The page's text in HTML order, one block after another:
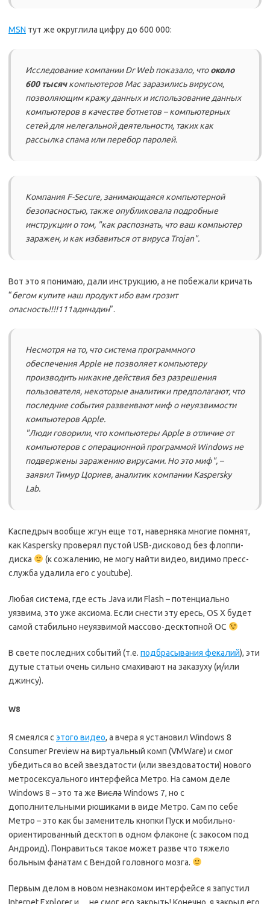
MSN тут же округлила цифру до 600 000:
Исследование компании Dr Web показало, чтооколо
600 тысячкомпьютеров Mac заразились вирусом,
позволяющим кражу данных и использование данных
компьютеров в качестве ботнетов – компьютерных
сетей для нелегальной деятельности, таких как
рассылка спама или перебор паролей.
Компания F-Secure, занимающаяся компьютерной
безопасностью, также опубликовала подробные
инструкции о том, "как распознать, что ваш компьютер
заражен, и как избавиться от вируса Trojan".
Вот это я понимаю, дали инструкцию, а не побежали кричать
“бегом купите наш продукт ибо вам грозит
опасность!!!!111адинадин”.
Несмотря на то, что система программного
обеспечения Apple не позволяет компьютеру
производить никакие действия без разрешения
пользователя, некоторые аналитики предполагают, что
последние события развеивают миф о неуязвимости
компьютеров Apple.
"Люди говорили, что компьютеры Apple в отличие от
компьютеров с операционной программой Windows не
подвержены заражению вирусами. Но это миф", –
заявил Тимур Цориев, аналитик компании Kaspersky
Lab.
Каспедрыч вообще жгун еще тот, наверняка многие помнят,
как Kaspersky проверял пустой USB-дисковод без флоппи-
диска
(к сожалению, не могу найти видео, видимо пресс-
служба удалила его с youtube).
Любая система, где есть Java или Flash – потенциально
уязвима, это уже аксиома. Если снести эту ересь, OS X будет
самой стабильно неуязвимой массово-десктопной ОС
В свете последних событий (т.е. подбрасывания фекалий), эти
дутые статьи очень сильно смахивают на заказуху (и/или
джинсу).
W8
Я смеялся с этого видео, а вчера я установил Windows 8
Consumer Preview на виртуальный комп (VMWare) и смог
убедиться во всей звездатости (или звездоватости) нового
метросексуального интерфейса Метро. На самом деле
Windows 8 – это та же ВислаWindows 7, но с
дополнительными рюшиками в виде Метро. Сам по себе
Метро – это как бы заменитель кнопки Пуск и мобильно-
ориентированный десктоп в одном флаконе (с закосом под
Андроид). Понравиться такое может разве что тяжело
больным фанатам с Вендой головного мозга.
Первым делом в новом незнакомом интерфейсе я запустил